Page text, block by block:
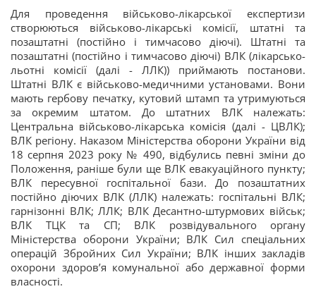
Для проведення військово-лікарської експертизи
створюються військово-лікарські комісії, штатні та
позаштатні (постійно і тимчасово діючі). Штатні та
позаштатні (постійно і тимчасово діючі) ВЛК (лікарсько-
льотні комісії (далі - ЛЛК)) приймають постанови.
Штатні ВЛК є військово-медичними установами. Вони
мають гербову печатку, кутовий штамп та утримуються
за окремим штатом. До штатних ВЛК належать:
Центральна військово-лікарська комісія (далі - ЦВЛК);
ВЛК регіону. Наказом Міністерства оборони України від
18 серпня 2023 року № 490, відбулись певні зміни до
Положення, раніше були ще ВЛК евакуаційного пункту;
ВЛК пересувної госпітальної бази. До позаштатних
постійно діючих ВЛК (ЛЛК) належать: госпітальні ВЛК;
гарнізонні ВЛК; ЛЛК; ВЛК Десантно-штурмових військ;
ВЛК ТЦК та СП; ВЛК розвідувального органу
Міністерства оборони України; ВЛК Сил спеціальних
операцій Збройних Сил України; ВЛК інших закладів
охорони здоров’я комунальної або державної форми
власності.